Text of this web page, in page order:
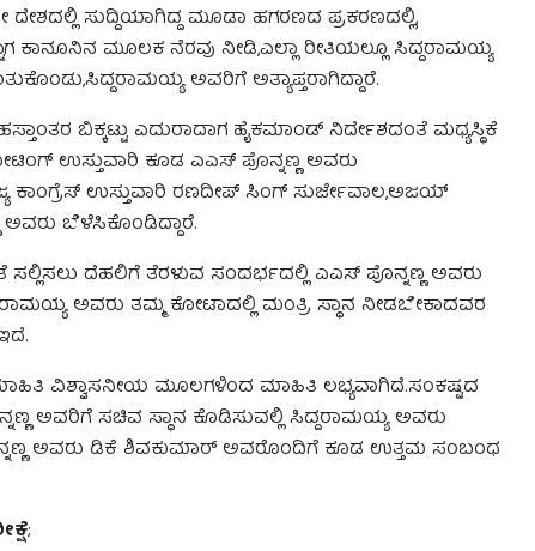
ದೇಶದಲ್ಲಿ ಸುದ್ದಿಯಾಗಿದ್ದ ಮೂಡಾ ಹಗರಣದ ಪ್ರಕರಣದಲ್ಲಿ,
ಕಾನೂನಿನ ಮೂಲಕ ನೆರವು ನೀಡಿ,ಎಲ್ಲಾ ರೀತಿಯಲ್ಲೂ ಸಿದ್ದರಾಮಯ್ಯ
ಅವರಿಗೆ ಅತ್ಯಾಪ್ತರಾಗಿದ್ದಾರೆ.
ಬಿಕ್ಕಟ್ಟು ಎದುರಾದಾಗ ಹೈಕಮಾಂಡ್ ನಿರ್ದೇಶದಂತೆ ಮಧ್ಯಸ್ಥಿಕೆ
ಉಸ್ತುವಾರಿ ಕೂಡ ಎಎಸ್ ಪೊನ್ನಣ್ಣ ಅವರು
ಕಾಂಗ್ರೆಸ್ ಉಸ್ತುವಾರಿ ರಣದೀಪ್ ಸಿಂಗ್ ಸುರ್ಜೇವಾಲ,ಅಜಯ್
ಬೆಳೆಸಿಕೊಂಡಿದ್ದಾರೆ.
ದೆಹಲಿಗೆ ತೆರಳುವ ಸಂದರ್ಭದಲ್ಲಿ ಎಎಸ್ ಪೊನ್ನಣ್ಣ ಅವರು
ಅವರು ತಮ್ಮ ಕೋಟಾದಲ್ಲಿ ಮಂತ್ರಿ ಸ್ಥಾನ ನೀಡಬೇಕಾದವರ
ವಿಶ್ವಾಸನೀಯ ಮೂಲಗಳಿಂದ ಮಾಹಿತಿ ಲಭ್ಯವಾಗಿದೆ.ಸಂಕಷ್ಟದ
ಅವರಿಗೆ ಸಚಿವ ಸ್ಥಾನ ಕೊಡಿಸುವಲ್ಲಿ ಸಿದ್ದರಾಮಯ್ಯ ಅವರು
ಅವರು ಡಿಕೆ ಶಿವಕುಮಾರ್ ಅವರೊಂದಿಗೆ ಕೂಡ ಉತ್ತಮ ಸಂಬಂಧ
;